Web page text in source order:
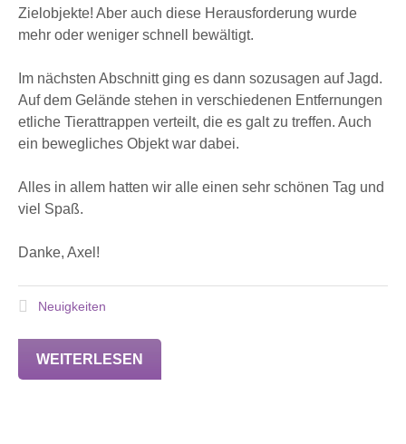
Zielobjekte! Aber auch diese Herausforderung wurde
mehr oder weniger schnell bewältigt.
Im nächsten Abschnitt ging es dann sozusagen auf Jagd.
Auf dem Gelände stehen in verschiedenen Entfernungen
etliche Tierattrappen verteilt, die es galt zu treffen. Auch
ein bewegliches Objekt war dabei.
Alles in allem hatten wir alle einen sehr schönen Tag und
viel Spaß.
Danke, Axel!
Neuigkeiten
WEITERLESEN